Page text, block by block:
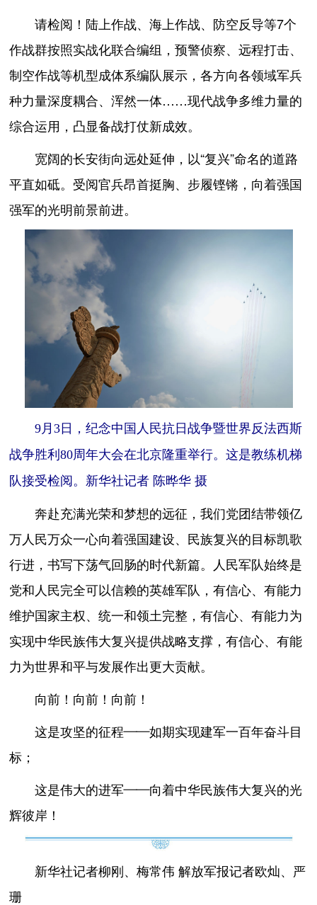
请检阅！陆上作战、海上作战、防空反导等7个
作战群按照实战化联合编组，预警侦察、远程打击、
制空作战等机型成体系编队展示，各方向各领域军兵
种力量深度耦合、浑然一体……现代战争多维力量的
综合运用，凸显备战打仗新成效。
宽阔的长安街向远处延伸，以“复兴”命名的道路
平直如砥。受阅官兵昂首挺胸、步履铿锵，向着强国
强军的光明前景前进。
9月3日，纪念中国人民抗日战争暨世界反法西斯
战争胜利80周年大会在北京隆重举行。这是教练机梯
队接受检阅。新华社记者 陈晔华 摄
奔赴充满光荣和梦想的远征，我们党团结带领亿
万人民万众一心向着强国建设、民族复兴的目标凯歌
行进，书写下荡气回肠的时代新篇。人民军队始终是
党和人民完全可以信赖的英雄军队，有信心、有能力
维护国家主权、统一和领土完整，有信心、有能力为
实现中华民族伟大复兴提供战略支撑，有信心、有能
力为世界和平与发展作出更大贡献。
向前！向前！向前！
这是攻坚的征程——如期实现建军一百年奋斗目
标；
这是伟大的进军——向着中华民族伟大复兴的光
辉彼岸！
新华社记者柳刚、梅常伟 解放军报记者欧灿、严
珊